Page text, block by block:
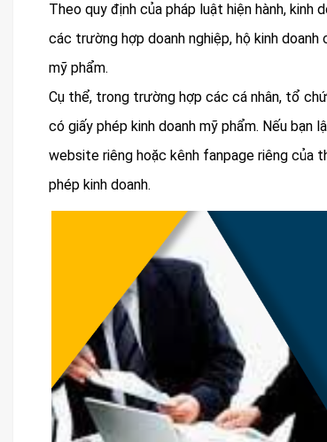
Theo quy định của pháp luật hiện hành, kinh
các trường hợp doanh nghiệp, hộ kinh
mỹ phẩm.
Cụ thể, trong trường hợp các cá nhân, tổ
có giấy phép kinh doanh mỹ phẩm. Nếu bạn
website riêng hoặc kênh fanpage riêng của
phép kinh doanh.